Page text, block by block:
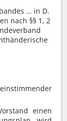
… in D.
nach §§ 1, 2
einen